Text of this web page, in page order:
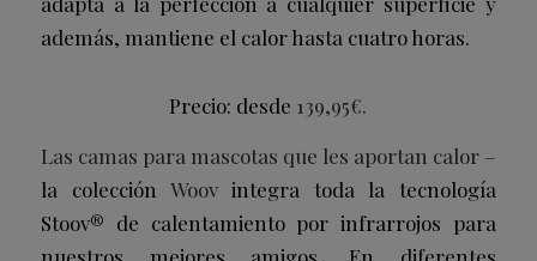
además, mantiene el calor hasta cuatro horas.
Precio: desde 139,95€.
Las camas para mascotas que les aportan calor –
la colección Woovintegra toda la tecnología
Stoov® de calentamiento por infrarrojos para